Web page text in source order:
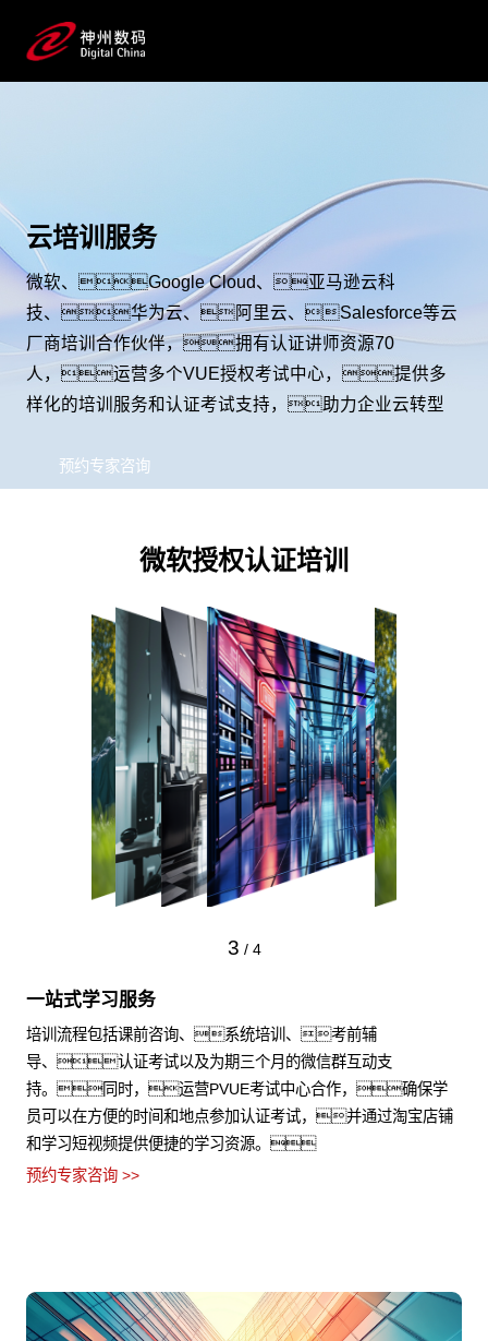
云培训服务
微软、Google Cloud、亚马逊云科
技、华为云、阿里云、Salesforce等云
厂商培训合作伙伴，拥有认证讲师资源70
人，运营多个VUE授权考试中心，提供多
样化的培训服务和认证考试支持，助力企业云转型
预约专家咨询
微软授权认证培训
3 / 4
一站式学习服务
培训流程包括课前咨询、系统培训、考前辅
导、认证考试以及为期三个月的微信群互动支
持。同时，运营PVUE考试中心合作，确保学
员可以在方便的时间和地点参加认证考试，并通过淘宝店铺
和学习短视频提供便捷的学习资源。
预约专家咨询 >>